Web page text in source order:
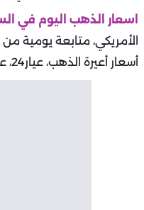
اسعار الذهب اليوم في
الأمريكي، متابعة يومية
أسعار أعيرة الذهب، عيار24، عيار 21 وعيار 18 في السعودية.